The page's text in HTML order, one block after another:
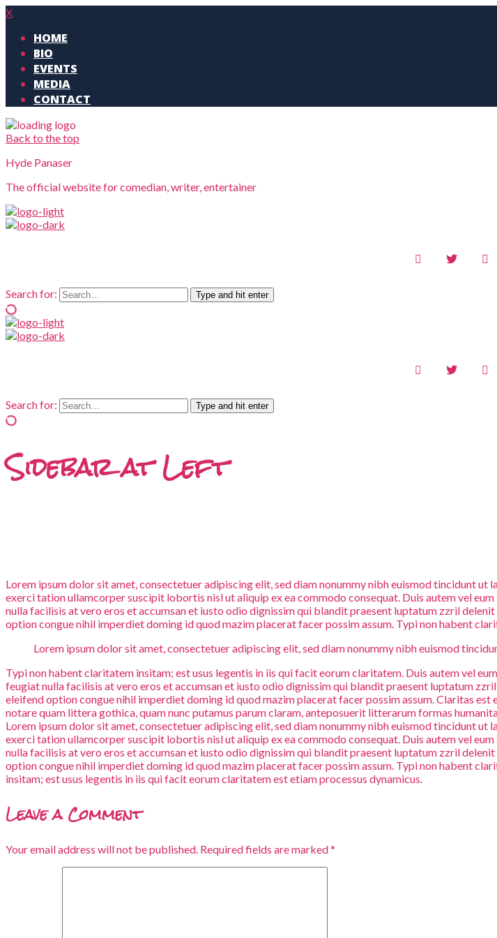
X
HOME
BIO
EVENTS
MEDIA
CONTACT
Back to the top
Hyde Panaser
The official website for comedian, writer, entertainer
Search for: Type and hit enter
Search for: Type and hit enter
Sidebar at Left
Lorem ipsum dolor sit amet, consectetuer adipiscing elit, sed diam nonummy nibh euismod tincidunt
exerci tation ullamcorper suscipit lobortis nisl ut aliquip ex ea commodo consequat. Duis autem vel
nulla facilisis at vero eros et accumsan et iusto odio dignissim qui blandit praesent luptatum zzril
option congue nihil imperdiet doming id quod mazim placerat facer possim assum. Typi non habent
Lorem ipsum dolor sit amet, consectetuer adipiscing elit, sed diam nonummy nibh euismod
Typi non habent claritatem insitam; est usus legentis in iis qui facit eorum claritatem. Duis autem vel
feugiat nulla facilisis at vero eros et accumsan et iusto odio dignissim qui blandit praesent luptatum
eleifend option congue nihil imperdiet doming id quod mazim placerat facer possim assum. Claritas
notare quam littera gothica, quam nunc putamus parum claram, anteposuerit litterarum formas
Lorem ipsum dolor sit amet, consectetuer adipiscing elit, sed diam nonummy nibh euismod tincidunt
exerci tation ullamcorper suscipit lobortis nisl ut aliquip ex ea commodo consequat. Duis autem vel
nulla facilisis at vero eros et accumsan et iusto odio dignissim qui blandit praesent luptatum zzril
option congue nihil imperdiet doming id quod mazim placerat facer possim assum. Typi non habent
insitam; est usus legentis in iis qui facit eorum claritatem est etiam processus dynamicus.
Leave a Comment
Your email address will not be published. Required fields are marked*